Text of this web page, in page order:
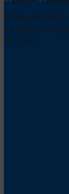
Theo dõi
và nhận tin
đãi mới.